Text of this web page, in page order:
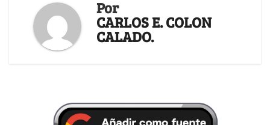
Por
CARLOS E. COLON
CALADO.